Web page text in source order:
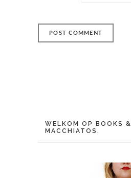
WELKOM OP BOOKS &
MACCHIATOS.